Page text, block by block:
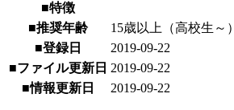
■特徴
■推奨年齢
15歳以上（高校生～）
■登録日
2019-09-22
■ファイル更新日 2019-09-22
■情報更新日
2019-09-22